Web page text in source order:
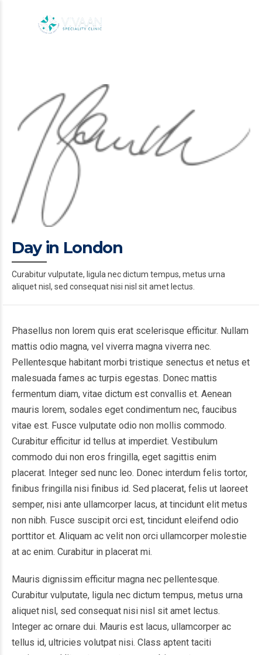
Day in London
Curabitur vulputate, ligula nec dictum tempus, metus urna
aliquet nisl, sed consequat nisi nisl sit amet lectus.
Phasellus non lorem quis erat scelerisque efficitur. Nullam
mattis odio magna, vel viverra magna viverra nec.
Pellentesque habitant morbi tristique senectus et netus et
malesuada fames ac turpis egestas. Donec mattis
fermentum diam, vitae dictum est convallis et. Aenean
mauris lorem, sodales eget condimentum nec, faucibus
vitae est. Fusce vulputate odio non mollis commodo.
Curabitur efficitur id tellus at imperdiet. Vestibulum
commodo dui non eros fringilla, eget sagittis enim
placerat. Integer sed nunc leo. Donec interdum felis tortor,
finibus fringilla nisi finibus id. Sed placerat, felis ut laoreet
semper, nisi ante ullamcorper lacus, at tincidunt elit metus
non nibh. Fusce suscipit orci est, tincidunt eleifend odio
porttitor et. Aliquam ac velit non orci ullamcorper molestie
at ac enim. Curabitur in placerat mi.
Mauris dignissim efficitur magna nec pellentesque.
Curabitur vulputate, ligula nec dictum tempus, metus urna
aliquet nisl, sed consequat nisi nisl sit amet lectus.
Integer ac ornare dui. Mauris est lacus, ullamcorper ac
tellus id, ultricies volutpat nisi. Class aptent taciti